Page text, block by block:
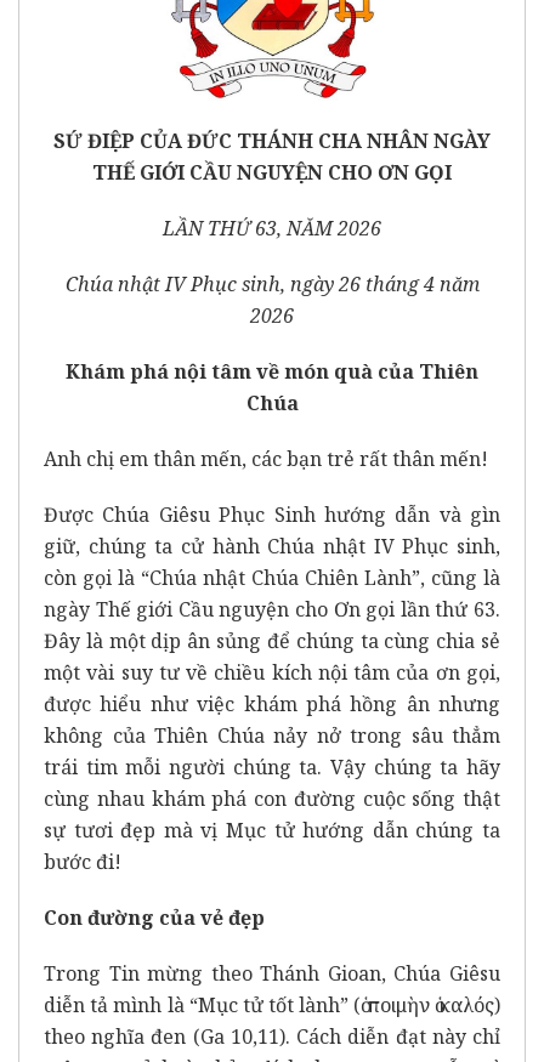
SỨ ĐIỆP CỦA ĐỨC THÁNH CHA NHÂN NGÀY
THẾ GIỚI CẦU NGUYỆN CHO ƠN GỌI
LẦN THỨ 63, NĂM 2026
Chúa nhật IV Phục sinh, ngày 26 tháng 4 năm
2026
Khám phá nội tâm về món quà của Thiên
Chúa
Anh chị em thân mến, các bạn trẻ rất thân mến!
Được Chúa Giêsu Phục Sinh hướng dẫn và gìn
giữ, chúng ta cử hành Chúa nhật IV Phục sinh,
còn gọi là “Chúa nhật Chúa Chiên Lành”, cũng là
ngày Thế giới Cầu nguyện cho Ơn gọi lần thứ 63.
Đây là một dịp ân sủng để chúng ta cùng chia sẻ
một vài suy tư về chiều kích nội tâm của ơn gọi,
được hiểu như việc khám phá hồng ân nhưng
không của Thiên Chúa nảy nở trong sâu thẳm
trái tim mỗi người chúng ta. Vậy chúng ta hãy
cùng nhau khám phá con đường cuộc sống thật
sự tươi đẹp mà vị Mục tử hướng dẫn chúng ta
bước đi!
Con đường của vẻ đẹp
Trong Tin mừng theo Thánh Gioan, Chúa Giêsu
diễn tả mình là “Mục tử tốt lành” (ὁ ποιμὴν ὁ καλός)
theo nghĩa đen (Ga 10,11). Cách diễn đạt này chỉ